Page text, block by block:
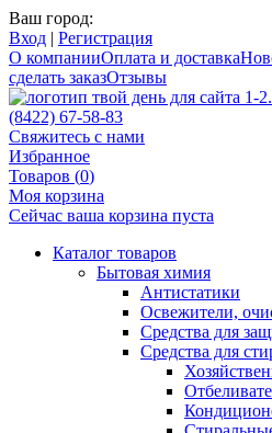
Ваш город:
Вход | Регистрация
О компанииОплата и доставка
сделать заказОтзывы
(8422) 67-58-83
Свяжитесь с нами
Избранное
Товаров (0)
Моя корзина
Сейчас ваша корзина пуста
Каталог товаров
Бытовая химия
Антистатики
Освежители,
Средства для
Средства для